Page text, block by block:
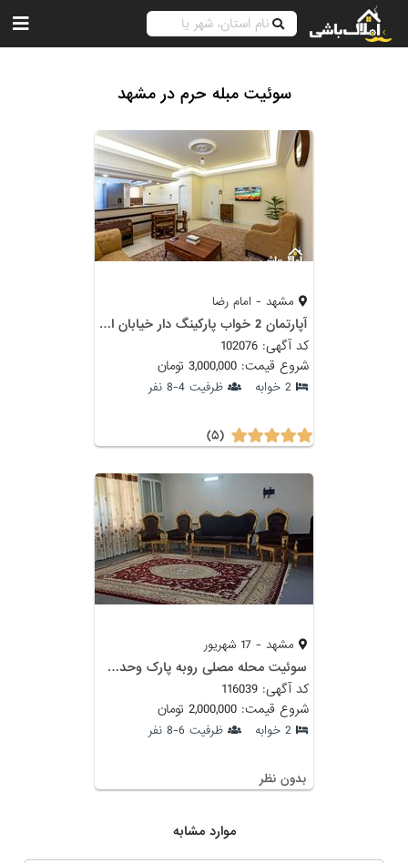
سوئیت مبله حرم در مشهد
مشهد - امام رضا
آپارتمان 2 خواب پارکینگ دار خیابان امام رضا (4)
کد آگهی: 102076
شروع قیمت: 3,000,000 تومان
2 خوابه ظرفیت 4-8 نفر
(۵)
مشهد - 17 شهریور
سوئیت محله مصلی روبه پارک وحدت نزدیک به حرم
کد آگهی: 116039
شروع قیمت: 2,000,000 تومان
2 خوابه ظرفیت 6-8 نفر
بدون نظر
موارد مشابه